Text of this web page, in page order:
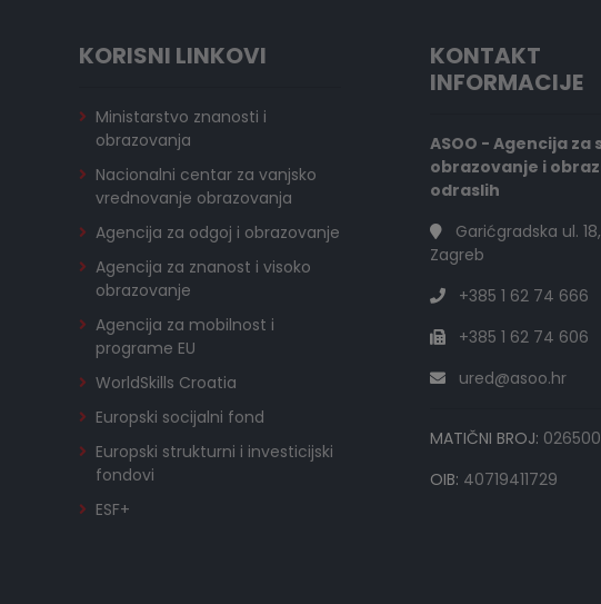
KORISNI LINKOVI
Ministarstvo znanosti i
obrazovanja
Nacionalni centar za vanjsko
vrednovanje obrazovanja
Agencija za odgoj i obrazovanje
Agencija za znanost i visoko
obrazovanje
Agencija za mobilnost i
programe EU
WorldSkills Croatia
Europski socijalni fond
Europski strukturni i investicijski
fondovi
ESF+
KONTAKT
INFORMACIJE
ASOO - Agencija
obrazovanje i
odraslih
Garićgradska ul.
Zagreb
+385 1 62 74 666
+385 1 62 74 606
ured@asoo.hr
MATIČNI BROJ:
OIB: 40719411729